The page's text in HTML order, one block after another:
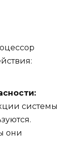
системы
они